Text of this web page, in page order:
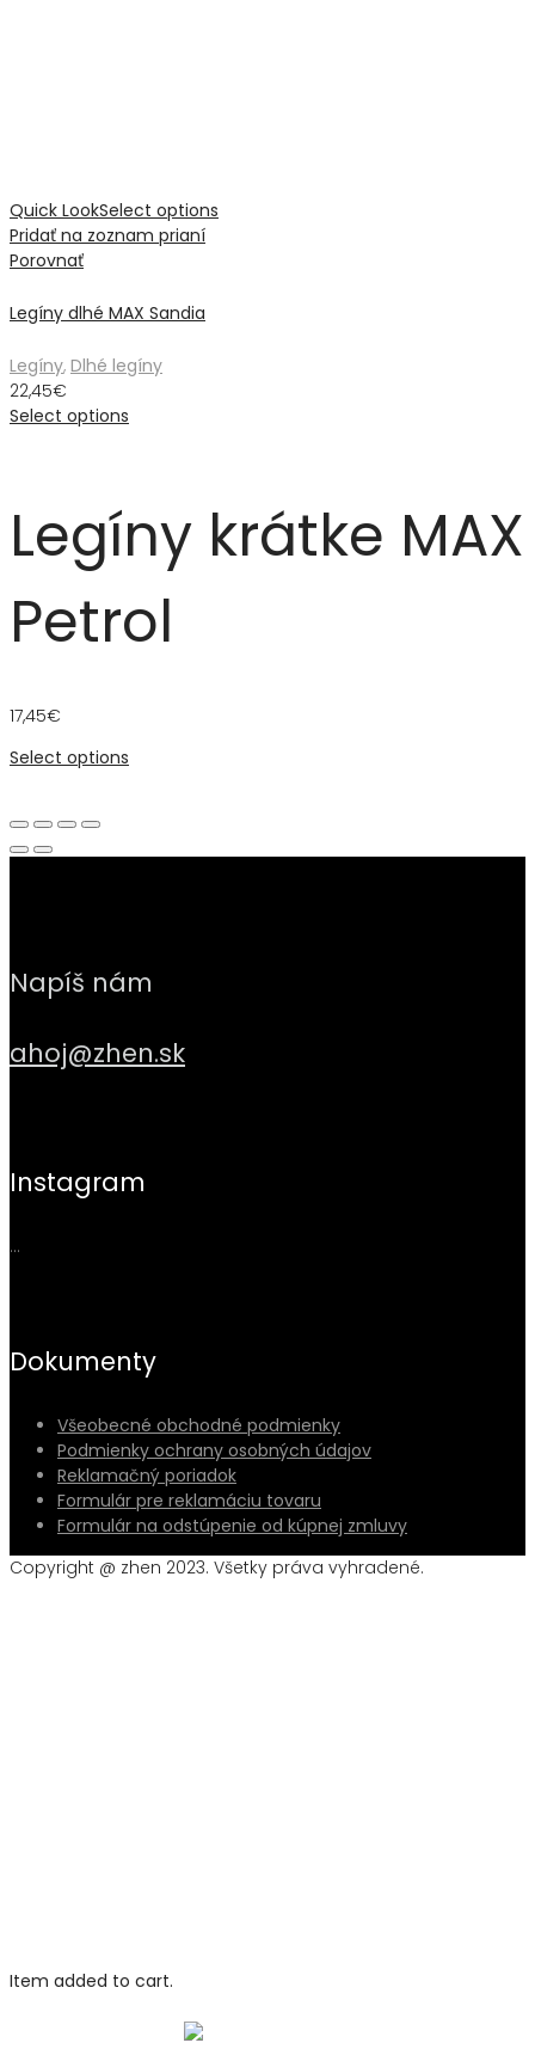
Quick LookSelect options
Pridať na zoznam prianí
Porovnať
Legíny dlhé MAX Sandia
Legíny, Dlhé legíny
22,45€
Select options
Legíny krátke MAX
Petrol
17,45€
Select options
Napíš nám
ahoj@zhen.sk
Instagram
…
Dokumenty
Všeobecné obchodné podmienky
Podmienky ochrany osobných údajov
Reklamačný poriadok
Formulár pre reklamáciu tovaru
Formulár na odstúpenie od kúpnej zmluvy
Copyright @ zhen 2023. Všetky práva vyhradené.
Item added to cart.